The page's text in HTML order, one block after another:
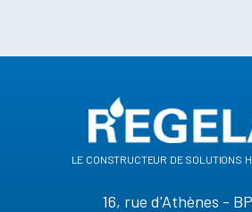
le constructeur de solutions
16, rue d'Athènes -